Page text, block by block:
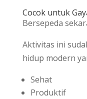
Cocok untuk
Bersepeda
Aktivitas ini
hidup modern
Sehat
Produktif